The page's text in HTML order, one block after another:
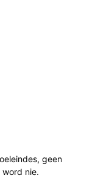
geen
word nie.